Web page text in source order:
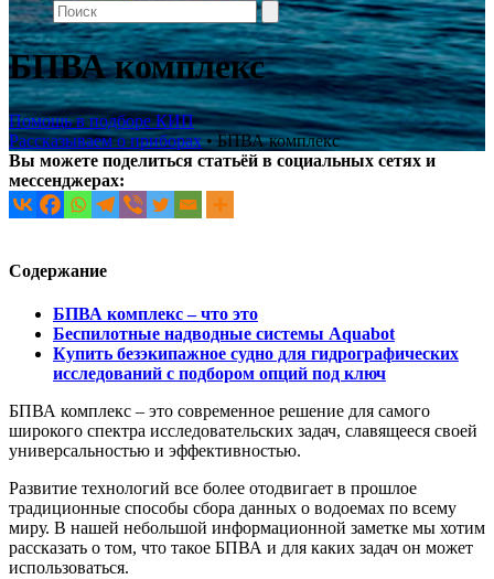
БПВА комплекс
Помощь в подборе КИП
Рассказываем о приборах•БПВА комплекс
Вы можете поделиться статьёй в социальных сетях и
мессенджерах:
Содержание
БПВА комплекс – что это
Беспилотные надводные системы Aquabot
Купить безэкипажное судно для гидрографических
исследований с подбором опций под ключ
БПВА комплекс – это современное решение для самого
широкого спектра исследовательских задач, славящееся своей
универсальностью и эффективностью.
Развитие технологий все более отодвигает в прошлое
традиционные способы сбора данных о водоемах по всему
миру. В нашей небольшой информационной заметке мы хотим
рассказать о том, что такое БПВА и для каких задач он может
использоваться.